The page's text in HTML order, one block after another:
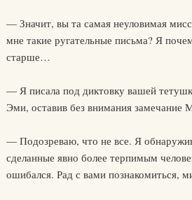
— Значит, вы та самая неуловимая
мне такие ругательные письма? Я
старше…
— Я писала под диктовку вашей
Эми, оставив без внимания замечание
— Подозреваю, что не все. Я
сделанные явно более терпимым
ошибался. Рад с вами познакомиться,